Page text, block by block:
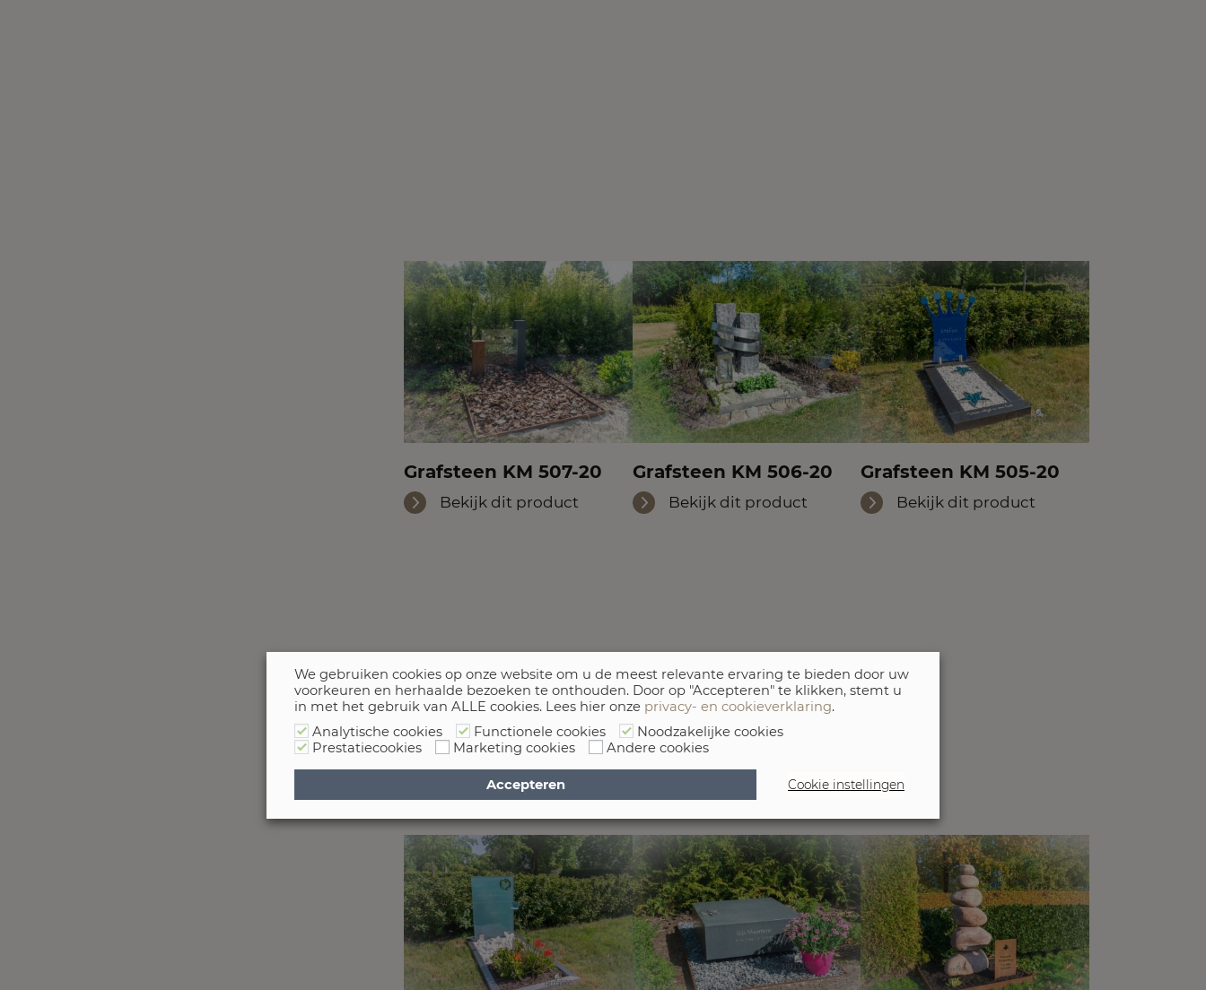
Grafsteen KM 507-20
Bekijk dit product
Grafsteen KM 506-20
Bekijk dit product
Grafsteen KM 505-20
Bekijk dit product
We gebruiken cookies op onze website om u de meest relevante ervaring te bieden door uw
voorkeuren en herhaalde bezoeken te onthouden. Door op "Accepteren" te klikken, stemt u
in met het gebruik van ALLE cookies. Lees hier onze privacy- en cookieverklaring.
Analytische cookies
Functionele cookies
Noodzakelijke cookies
Prestatiecookies
Marketing cookies Andere cookies
Cookie instellingen
Accepteren